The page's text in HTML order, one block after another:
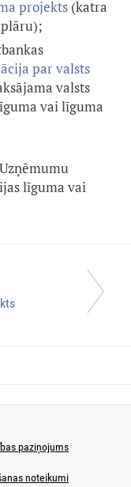
projekts (katra
par valsts
valsts
vai līguma
līguma vai
paziņojums
noteikumi